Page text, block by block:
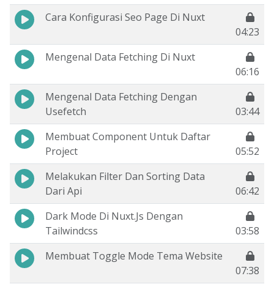
Cara Konfigurasi Seo Page Di Nuxt
04:23
Mengenal Data Fetching Di Nuxt
06:16
Mengenal Data Fetching Dengan
Usefetch
03:44
Membuat Component Untuk Daftar
Project
05:52
Melakukan Filter Dan Sorting Data
Dari Api
06:42
Dark Mode Di Nuxt.Js Dengan
Tailwindcss
03:58
Membuat Toggle Mode Tema Website
07:38